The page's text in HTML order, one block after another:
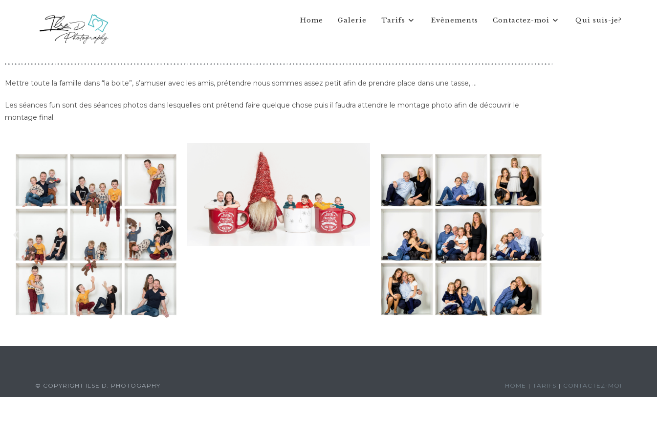
Home Galerie Tarifs Evènements Contactez-moi Qui suis-je?
Mettre toute la famille dans “la boite”, s’amuser avec les amis, prétendre nous sommes assez petit afin de prendre place dans une tasse, …
Les séances fun sont des séances photos dans lesquelles ont prétend faire quelque chose puis il faudra attendre le montage photo afin de découvrir le
montage final.
HOME TARIFS CONTACTEZ-MOI
© COPYRIGHT ILSE D. PHOTOGAPHY